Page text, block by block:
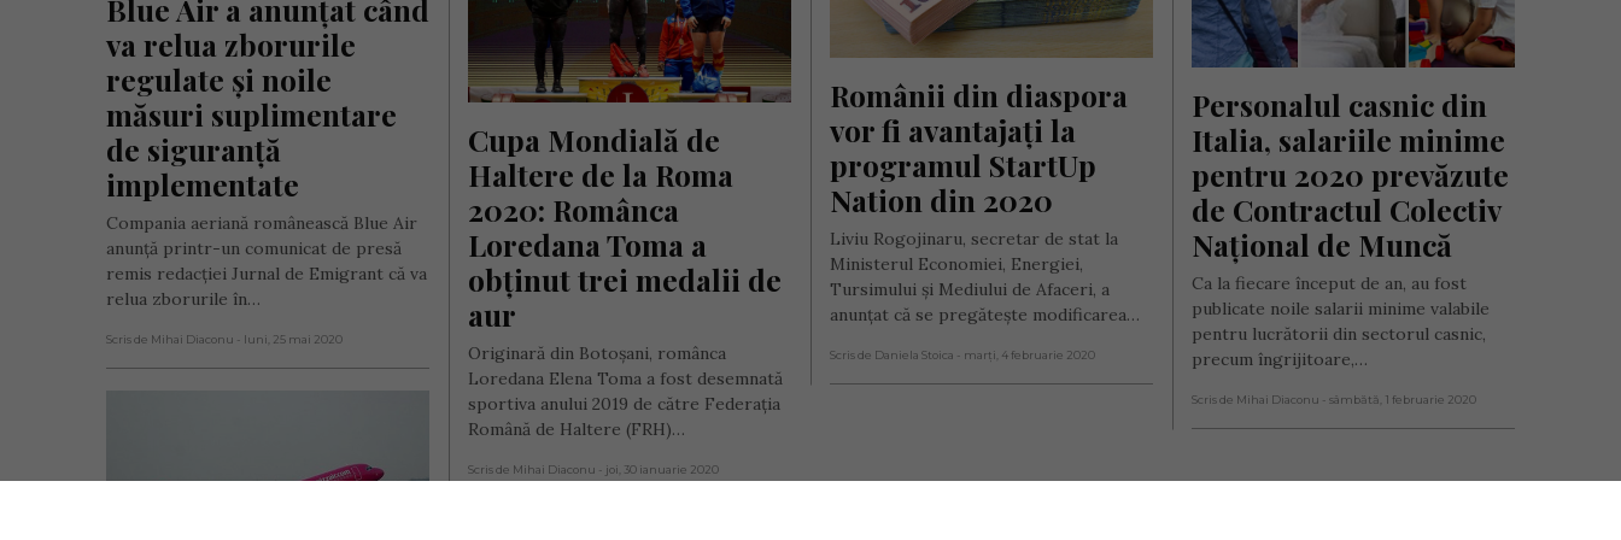
Blue Air a anunțat când
va relua zborurile
regulate și noile
măsuri suplimentare
de siguranță
implementate
Compania aeriană românească Blue Air
anunță printr-un comunicat de presă
remis redacției Jurnal de Emigrant că va
relua zborurile în…
Scris de Mihai Diaconu - luni, 25 mai 2020
Românii din diaspora
vor fi avantajați la
programul StartUp
Nation din 2020
Liviu Rogojinaru, secretar de stat la
Ministerul Economiei, Energiei,
Tursimului şi Mediului de Afaceri, a
anunţat că se pregăteşte modificarea…
Scris de Daniela Stoica - marți, 4 februarie 2020
Personalul casnic din
Italia, salariile minime
pentru 2020 prevăzute
de Contractul Colectiv
Național de Muncă
Ca la fiecare început de an, au fost
publicate noile salarii minime valabile
pentru lucrătorii din sectorul casnic,
precum îngrijitoare,…
Scris de Mihai Diaconu - sâmbătă, 1 februarie 2020
Cupa Mondială de
Haltere de la Roma
2020: Românca
Loredana Toma a
obținut trei medalii de
aur
Originară din Botoșani, românca
Loredana Elena Toma a fost desemnată
sportiva anului 2019 de către Federația
Română de Haltere (FRH)…
Scris de Mihai Diaconu - joi, 30 ianuarie 2020